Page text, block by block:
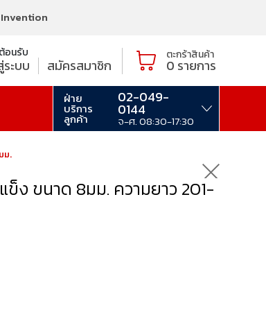
อนรับ
ระบบ สมัครสมาชิก
ตะกร้าสินค้า
0 รายการ
ฝ่าย
บริการ
ลูกค้า
02-049-
0144
จ-ศ. 08:30-17:30
ม.
ง ขนาด 8มม. ความยาว 201-